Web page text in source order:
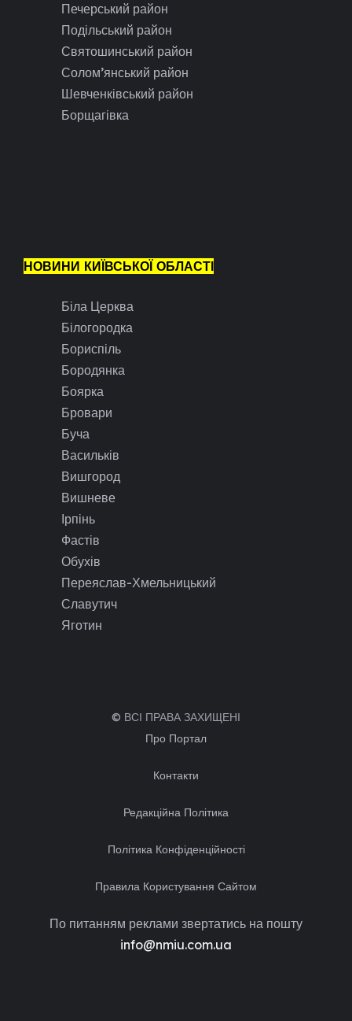
Печерський район
Подільський район
Святошинський район
Солом’янський район
Шевченківський район
Борщагівка
НОВИНИ КИЇВСЬКОЇ ОБЛАСТІ
Біла Церква
Білогородка
Бориспіль
Бородянка
Боярка
Бровари
Буча
Васильків
Вишгород
Вишневе
Ірпінь
Фастів
Обухів
Переяслав-Хмельницький
Славутич
Яготин
© ВСІ ПРАВА ЗАХИЩЕНІ
Про Портал
Контакти
Редакційна Політика
Політика Конфіденційності
Правила Користування Сайтом
По питанням реклами звертатись на пошту
info@nmiu.com.ua